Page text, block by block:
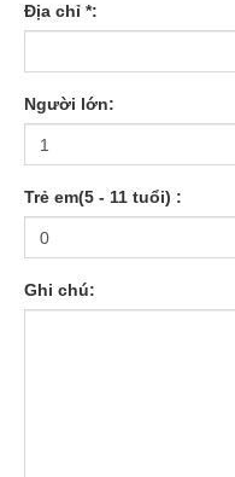
Địa chỉ *:
Người lớn:
Trẻ em(5 - 11 tuổi) :
Ghi chú: